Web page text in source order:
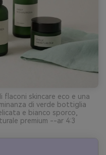
skincare eco e una
di verde bottiglia
e bianco sporco,
premium --ar 4:3